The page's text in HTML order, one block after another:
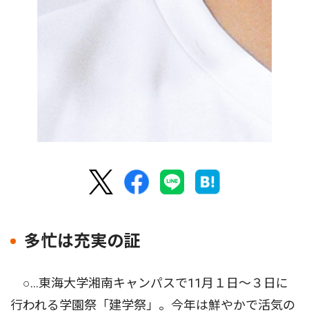
多忙は充実の証
○…東海大学湘南キャンパスで11月１日〜３日に
行われる学園祭「建学祭」。今年は鮮やかで活気の